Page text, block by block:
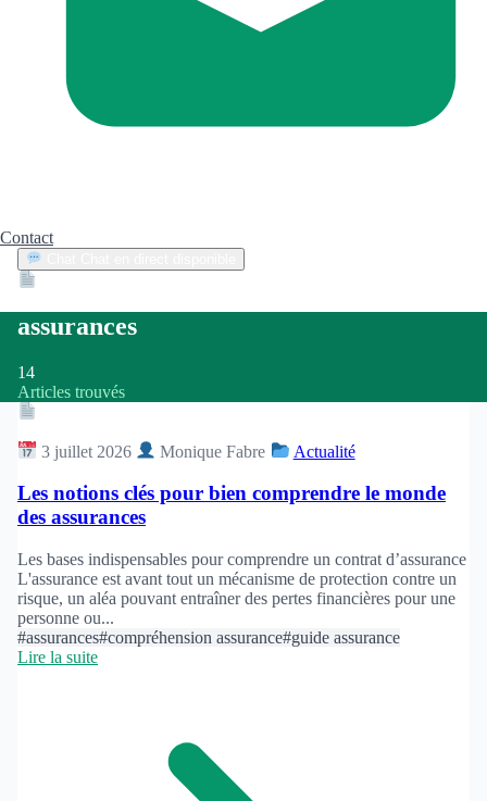
Contact
assurances
14
Articles trouvés
3 juillet 2026
Monique Fabre Actualité
Les notions clés pour bien comprendre le monde
des assurances
Les bases indispensables pour comprendre un contrat d’assurance
L'assurance est avant tout un mécanisme de protection contre un
risque, un aléa pouvant entraîner des pertes financières pour une
personne ou...
#assurances#compréhension assurance#guide assurance
Lire la suite